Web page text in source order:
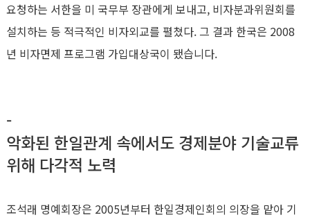
요청하는 서한을 미 국무부 장관에게 보내고, 비자분과위원회를
설치하는 등 적극적인 비자외교를 펼쳤다. 그 결과 한국은 2008
년 비자면제 프로그램 가입대상국이 됐습니다.
-
악화된 한일관계 속에서도 경제분야 기술교류
위해 다각적 노력
조석래 명예회장은 2005년부터 한일경제인회의 의장을 맡아 기